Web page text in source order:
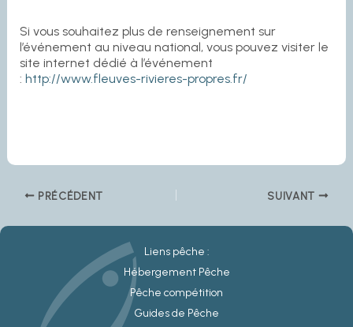
Si vous souhaitez plus de renseignement sur
l’événement au niveau national, vous pouvez visiter le
site internet dédié à l’événement
: http://www.fleuves-rivieres-propres.fr/
PRÉCÉDENT SUIVANT
Liens pêche :
Hébergement Pêche
Pêche compétition
Guides de Pêche